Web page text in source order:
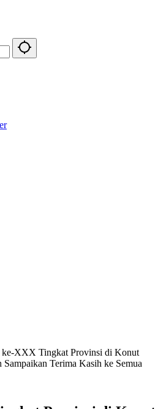
XXX Tingkat Provinsi di Konut
Terima Kasih ke Semua